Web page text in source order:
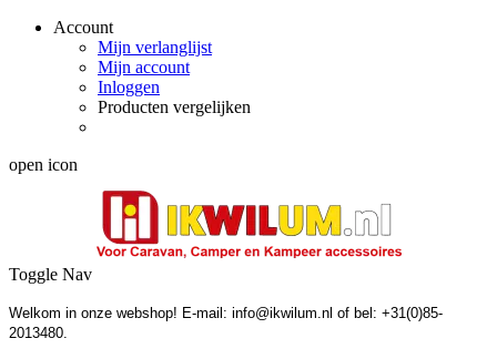
Account
Mijn verlanglijst
Mijn account
Inloggen
Producten vergelijken
open icon
Toggle Nav
Welkom in onze webshop! E-mail: info@ikwilum.nl of bel: +31(0)85-
2013480.